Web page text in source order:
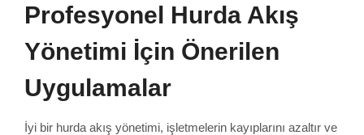
Profesyonel Hurda Akış
Yönetimi İçin Önerilen
Uygulamalar
İyi bir hurda akış yönetimi, işletmelerin kayıplarını azaltır ve